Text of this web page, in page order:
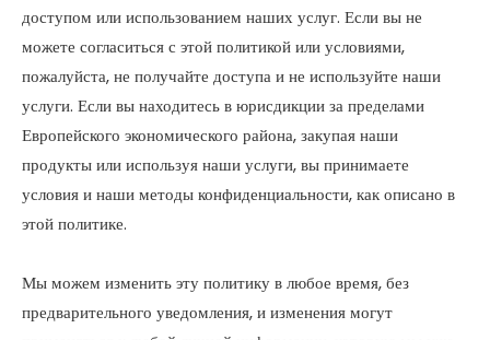
доступом или использованием наших услуг. Если вы не
можете согласиться с этой политикой или условиями,
пожалуйста, не получайте доступа и не используйте наши
услуги. Если вы находитесь в юрисдикции за пределами
Европейского экономического района, закупая наши
продукты или используя наши услуги, вы принимаете
условия и наши методы конфиденциальности, как описано в
этой политике.
Мы можем изменить эту политику в любое время, без
предварительного уведомления, и изменения могут